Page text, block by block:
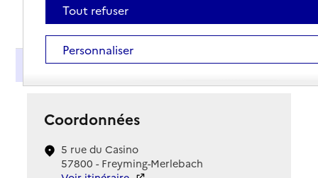
Présentation
Coordonnées
5 rue du Casino
57800 - Freyming-Merlebach
Tout refuser
Personnaliser